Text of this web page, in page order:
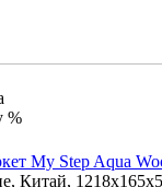
%
My Step Aqua
Китай,